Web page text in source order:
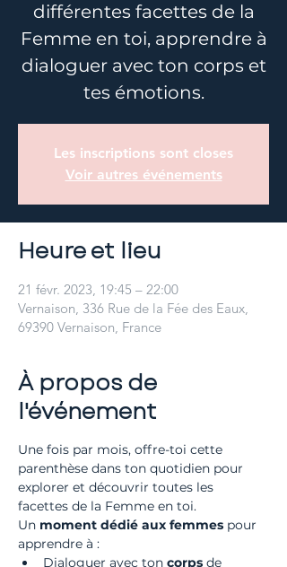
différentes facettes de la
Femme en toi, apprendre à
dialoguer avec ton corps et
tes émotions.
Les inscriptions sont closes
Voir autres événements
Heure et lieu
21 févr. 2023, 19:45 – 22:00
Vernaison, 336 Rue de la Fée des Eaux,
69390 Vernaison, France
À propos de
l'événement
Une fois par mois, offre-toi cette
parenthèse dans ton quotidien pour
explorer et découvrir toutes les
facettes de la Femme en toi.
Un moment dédié aux femmes pour
apprendre à :
Dialoguer avec ton corps de